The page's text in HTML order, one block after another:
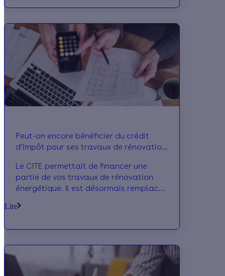
faire des économies d’énergie,
découvrez tous les astuces!
Peut-on encore bénéficier du crédit
d’impôt pour ses travaux de rénovation
Le CITE permettait de financer une
partie de vos travaux de rénovation
énergétique. Il est désormais remplacé
Lire